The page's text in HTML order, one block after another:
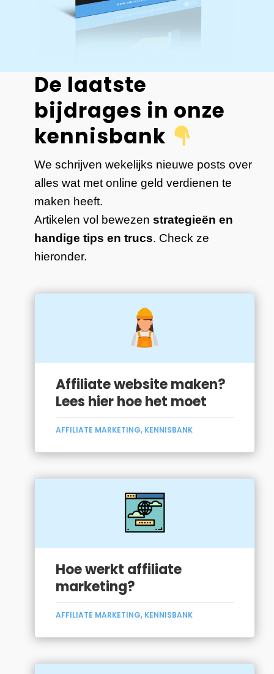
De laatste
bijdrages in onze
kennisbank
We schrijven wekelijks nieuwe posts over
alles wat met online geld verdienen te
maken heeft.
Artikelen vol bewezenstrategieën en
handige tips en trucs. Check ze
hieronder.
Affiliate website maken?
Lees hier hoe het moet
AFFILIATE MARKETING, KENNISBANK
Hoe werkt affiliate
marketing?
AFFILIATE MARKETING, KENNISBANK